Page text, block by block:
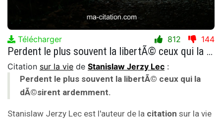
Télécharger 812 144
Perdent le plus souvent la libertÃ© ceux qui la dÃ©sirent ardemment.
Citation sur la vie de Stanislaw Jerzy Lec :
Perdent le plus souvent la libertÃ© ceux qui la
dÃ©sirent ardemment.
Stanislaw Jerzy Lec est l'auteur de la citation sur la vie